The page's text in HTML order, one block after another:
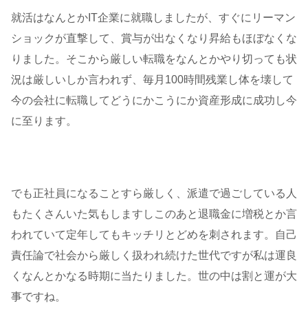
就活はなんとかIT企業に就職しましたが、すぐにリーマン
ショックが直撃して、賞与が出なくなり昇給もほぼなくな
りました。そこから厳しい転職をなんとかやり切っても状
況は厳しいしか言われず、毎月100時間残業し体を壊して
今の会社に転職してどうにかこうにか資産形成に成功し今
に至ります。
でも正社員になることすら厳しく、派遣で過ごしている人
もたくさんいた気もしますしこのあと退職金に増税とか言
われていて定年してもキッチリとどめを刺されます。自己
責任論で社会から厳しく扱われ続けた世代ですが私は運良
くなんとかなる時期に当たりました。世の中は割と運が大
事ですね。